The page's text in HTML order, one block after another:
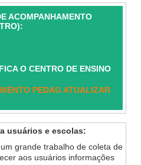
ACOMPANHAMENTO
O CENTRO DE ENSINO
PEDAG ATUALIZAR
usuários e escolas:
grande trabalho de coleta de
aos usuários informações